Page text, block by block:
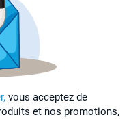
vous acceptez de
et nos promotions,